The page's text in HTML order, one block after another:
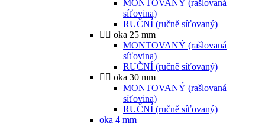
MONTOVANÝ (rašlovaná
síťovina)
RUČNÍ (ručně síťovaný)
oka 25 mm
MONTOVANÝ (rašlovaná
síťovina)
RUČNÍ (ručně síťovaný)
oka 30 mm
MONTOVANÝ (rašlovaná
síťovina)
RUČNÍ (ručně síťovaný)
oka 4 mm